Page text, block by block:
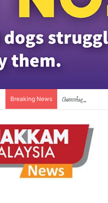
Breaking News பினாங்கு